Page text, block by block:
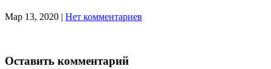
Мар 13, 2020 | Нет комментариев
Оставить комментарий